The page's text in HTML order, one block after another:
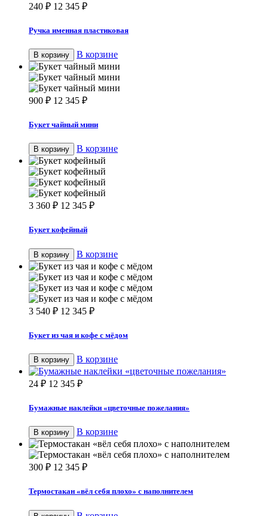
240 ₽ 12 345 ₽
Ручка именная пластиковая
В корзину В корзине
900 ₽ 12 345 ₽
Букет чайный мини
В корзину В корзине
3 360 ₽ 12 345 ₽
Букет кофейный
В корзину В корзине
3 540 ₽ 12 345 ₽
Букет из чая и кофе с мёдом
В корзину В корзине
24 ₽ 12 345 ₽
Бумажные наклейки «цветочные пожелания»
В корзину В корзине
300 ₽ 12 345 ₽
Термостакан «вёл себя плохо» с наполнителем